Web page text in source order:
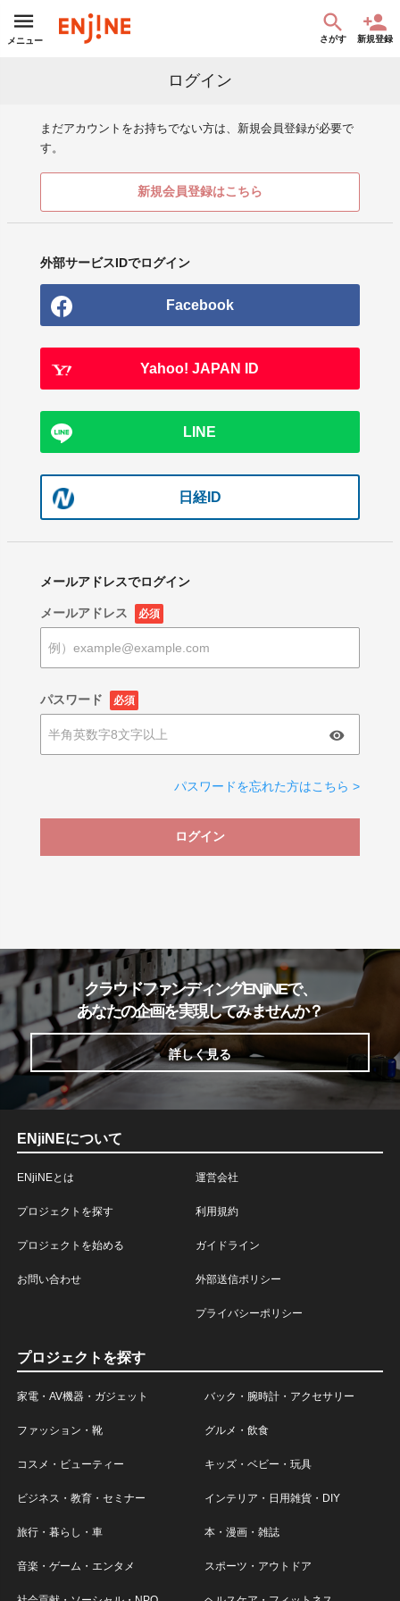
メニュー さがす 新規登録
ログイン
まだアカウントをお持ちでない方は、新規会員登録が必要で
す。
新規会員登録はこちら
外部サービスIDでログイン
Facebook
Yahoo! JAPAN ID
LINE
日経ID
メールアドレスでログイン
メールアドレス 必須
パスワード 必須
パスワードを忘れた方はこちら >
ログイン
クラウドファンディングENjiNEで、
あなたの企画を実現してみませんか？
詳しく見る
ENjiNEについて
ENjiNEとは
プロジェクトを探す
プロジェクトを始める
お問い合わせ
運営会社
利用規約
ガイドライン
外部送信ポリシー
プライバシーポリシー
プロジェクトを探す
家電・AV機器・ガジェット バック・腕時計・アクセサリー
ファッション・靴 グルメ・飲食
コスメ・ビューティー キッズ・ベビー・玩具
ビジネス・教育・セミナー インテリア・日用雑貨・DIY
旅行・暮らし・車 本・漫画・雑誌
音楽・ゲーム・エンタメ スポーツ・アウトドア